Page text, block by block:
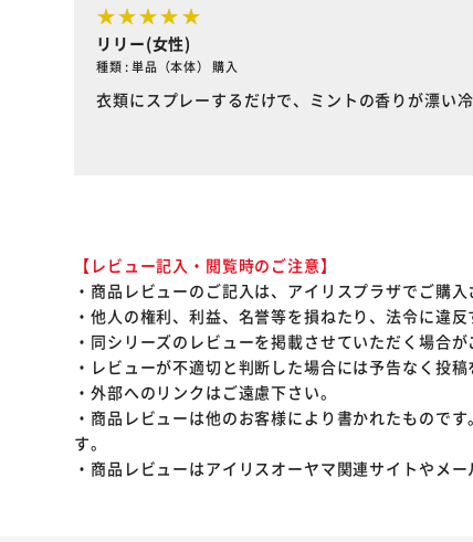
リリー(女性)
種類 : 単品（本体） 購入
衣類にスプレーするだけで、ミントの香りが漂い
【レビュー記入・閲覧時のご注意】
・商品レビューのご記入は、アイリスプラザでご購
・他人の権利、利益、名誉等を損ねたり、法令に違
・同シリーズのレビューを掲載させていただく場合が
・レビューが不適切と判断した場合には予告なく投稿
・外部へのリンクはご遠慮下さい。
・商品レビューは他のお客様により書かれたもので
す。
・商品レビューはアイリスオーヤマ関連サイトやメ